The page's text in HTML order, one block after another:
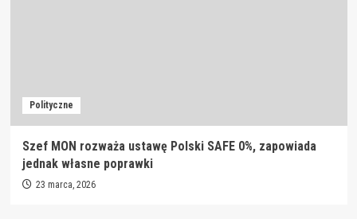
Polityczne
Szef MON rozważa ustawę Polski SAFE 0%, zapowiada
jednak własne poprawki
23 marca, 2026